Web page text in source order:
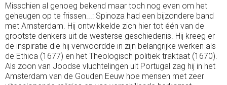
Misschien al genoeg bekend maar toch nog even om het
geheugen op te frissen...: Spinoza had een bijzondere band
met Amsterdam. Hij ontwikkelde zich hier tot één van de
grootste denkers uit de westerse geschiedenis. Hij kreeg er
de inspiratie die hij verwoordde in zijn belangrijke werken als
de Ethica (1677) en het Theologisch politiek traktaat (1670).
Als zoon van Joodse vluchtelingen uit Portugal zag hij in het
Amsterdam van de Gouden Eeuw hoe mensen met zeer